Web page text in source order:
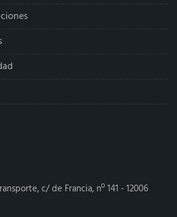
c/ de Francia, nº 141 - 12006